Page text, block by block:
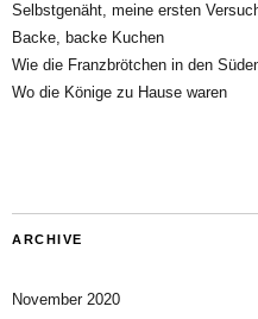
Selbstgenäht, meine ersten
Backe, backe Kuchen
Wie die Franzbrötchen in den
Wo die Könige zu Hause waren
ARCHIVE
November 2020